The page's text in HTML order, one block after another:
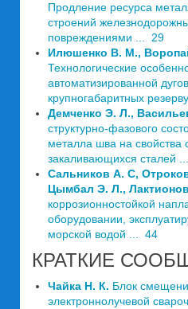
Продление ресурса
строений
повреждениями ... 29
Илюшенко В. М.,
Технологические
автоматизи­рованной
крупногабаритных
Демченко Э. Л.,
структурно-фазового
металла шва на свойства
закаливающихся сталей
Сальников А. С,
Цымбал Э. Л.,
коррозионностойкой
оборудовании,
морской водой ... 44
КРАТКИЕ
Чайка Н. К. Блок
электронно­лучевой